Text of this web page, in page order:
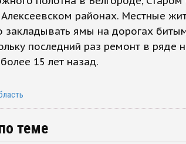
районах. Местные
закладывать ямы на дорогах
последний раз ремонт в ряде
15 лет назад.
теме